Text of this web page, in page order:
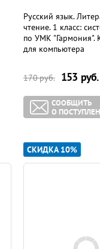
Русский язык.
чтение. 1 класс:
по УМК "Гармония".
для компьютера
170руб. 153 руб.
СООБЩИТЬ
О
СКИДКА 10%